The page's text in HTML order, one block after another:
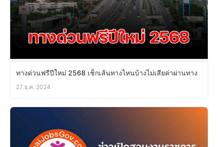
ทางด่วนฟรีปีใหม่ 2568 เช็กเส้นทางไหนบ้างไม่เสียค่าผ่านทาง
27 ธ.ค. 2024